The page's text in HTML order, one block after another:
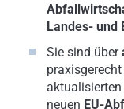
Landes- und
Sie sind über
aktualisierten
neuen EU-